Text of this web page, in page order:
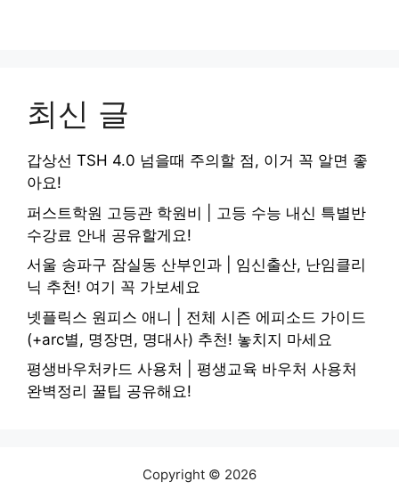
최신 글
갑상선 TSH 4.0 넘을때 주의할 점, 이거 꼭 알면 좋
아요!
퍼스트학원 고등관 학원비 | 고등 수능 내신 특별반
수강료 안내 공유할게요!
서울 송파구 잠실동 산부인과 | 임신출산, 난임클리
닉 추천! 여기 꼭 가보세요
넷플릭스 원피스 애니 | 전체 시즌 에피소드 가이드
(+arc별, 명장면, 명대사) 추천! 놓치지 마세요
평생바우처카드 사용처 | 평생교육 바우처 사용처
완벽정리 꿀팁 공유해요!
Copyright © 2026